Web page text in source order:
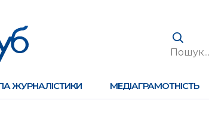
ЖУРНАЛІСТИКИ МЕДІАГРАМОТНІСТЬ